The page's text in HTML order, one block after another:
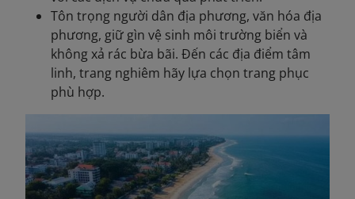
Tôn trọng người dân địa phương, văn hóa địa
phương, giữ gìn vệ sinh môi trường biển và
không xả rác bừa bãi. Đến các địa điểm tâm
linh, trang nghiêm hãy lựa chọn trang phục
phù hợp.